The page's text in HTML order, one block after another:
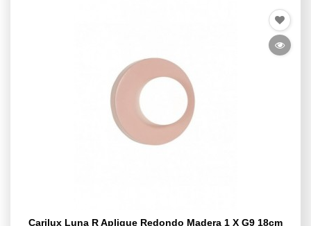
Carilux Luna R Aplique Redondo Madera 1 X G9 18cm